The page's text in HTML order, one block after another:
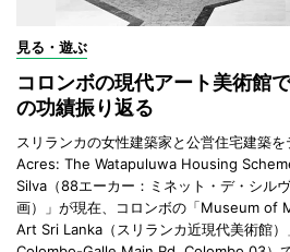
見る・遊ぶ
コロンボの現代アート美術館
の功績振り返る
スリランカの女性建築家と公営住宅建築
Acres: The Watapuluwa Housing
Silva（88エーカー：ミネット・デ・シル
画）」が現在、コロンボの「Museum
Art Sri Lanka（スリランカ近現代美術館